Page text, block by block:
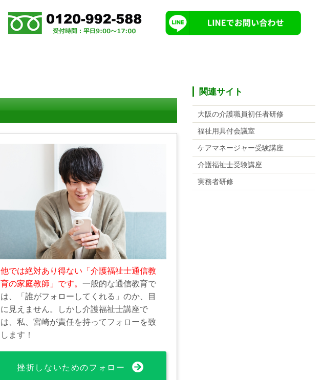
他では絶対あり得ない「介護福祉士通信教
育の家庭教師」です。 一般的な通信教育で
は、「誰がフォローしてくれる」のか、目
に見えません。しかし介護福祉士講座で
は、私、宮崎が責任を持ってフォローを致
します！
挫折しないためのフォロー
関連サイト
大阪の介護職員初任者研修
福祉用具付会議室
ケアマネージャー受験講座
介護福祉士受験講座
実務者研修